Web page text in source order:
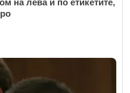
на лева и по етикетите,